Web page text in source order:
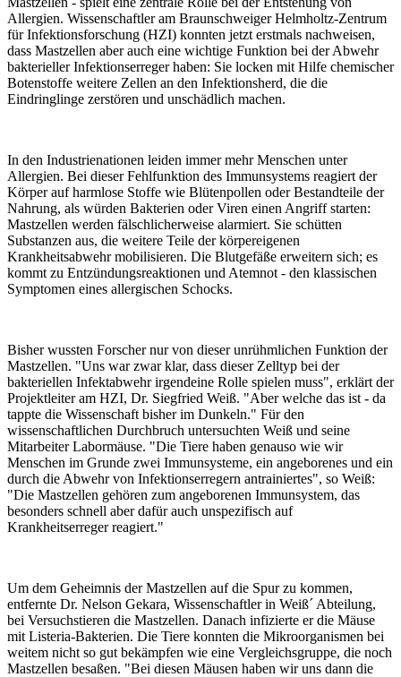
Allergien. Wissenschaftler am Braunschweiger Helmholtz-Zentrum
für Infektionsforschung (HZI) konnten jetzt erstmals nachweisen,
dass Mastzellen aber auch eine wichtige Funktion bei der Abwehr
bakterieller Infektionserreger haben: Sie locken mit Hilfe chemischer
Botenstoffe weitere Zellen an den Infektionsherd, die die
Eindringlinge zerstören und unschädlich machen.
In den Industrienationen leiden immer mehr Menschen unter
Allergien. Bei dieser Fehlfunktion des Immunsystems reagiert der
Körper auf harmlose Stoffe wie Blütenpollen oder Bestandteile der
Nahrung, als würden Bakterien oder Viren einen Angriff starten:
Mastzellen werden fälschlicherweise alarmiert. Sie schütten
Substanzen aus, die weitere Teile der körpereigenen
Krankheitsabwehr mobilisieren. Die Blutgefäße erweitern sich; es
kommt zu Entzündungsreaktionen und Atemnot - den klassischen
Symptomen eines allergischen Schocks.
Bisher wussten Forscher nur von dieser unrühmlichen Funktion der
Mastzellen. "Uns war zwar klar, dass dieser Zelltyp bei der
bakteriellen Infektabwehr irgendeine Rolle spielen muss", erklärt der
Projektleiter am HZI, Dr. Siegfried Weiß. "Aber welche das ist - da
tappte die Wissenschaft bisher im Dunkeln." Für den
wissenschaftlichen Durchbruch untersuchten Weiß und seine
Mitarbeiter Labormäuse. "Die Tiere haben genauso wie wir
Menschen im Grunde zwei Immunsysteme, ein angeborenes und ein
durch die Abwehr von Infektionserregern antrainiertes", so Weiß:
"Die Mastzellen gehören zum angeborenen Immunsystem, das
besonders schnell aber dafür auch unspezifisch auf
Krankheitserreger reagiert."
Um dem Geheimnis der Mastzellen auf die Spur zu kommen,
entfernte Dr. Nelson Gekara, Wissenschaftler in Weiß´ Abteilung,
bei Versuchstieren die Mastzellen. Danach infizierte er die Mäuse
mit Listeria-Bakterien. Die Tiere konnten die Mikroorganismen bei
weitem nicht so gut bekämpfen wie eine Vergleichsgruppe, die noch
Mastzellen besaßen. "Bei diesen Mäusen haben wir uns dann die